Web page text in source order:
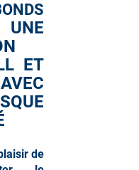
UNE
ET
de